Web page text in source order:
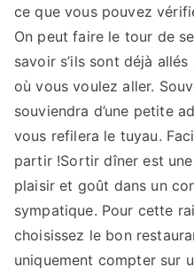
ce que vous pouvez
On peut faire le tour de
savoir s’ils sont déjà
où vous voulez aller.
souviendra d’une petite
vous refilera le tuyau.
partir !Sortir dîner est
plaisir et goût dans un
sympatique. Pour cette
choisissez le bon
uniquement compter sur